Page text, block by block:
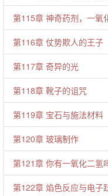
第115章 神奇药剂，一氧
第116章 仗势欺人的王子
第117章 奇异的光
第118章 靴子的诅咒
第119章 宝石与施法材料
第120章 玻璃制作
第121章 你有一氧化二氢
第122章 焰色反应与电子